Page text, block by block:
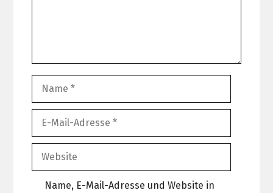
Name
Adresse
Website
Name, E-Mail-Adresse und Website in